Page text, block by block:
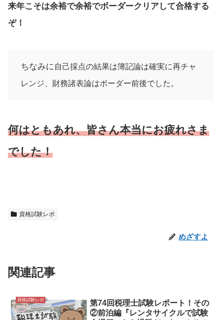
来年こそは余裕で余裕でボーダークリアして合格する
ぞ！
ちなみに自己採点の結果は簿記論は確実に再チャ
レンジ、財務諸表論はボーダー前後でした。
何はともあれ、皆さん本当にお疲れさま
でした！
資格試験レポ
めざすよ
関連記事
資格試験レポ
第74回税理士試験レポート！その
②前泊編『レンタサイクルで試験